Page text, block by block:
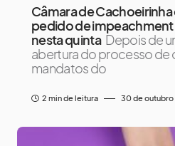
Câmara de
pedido de
nesta quinta Depois de
abertura do processo de
mandatos do
2 min de leitura 30 de